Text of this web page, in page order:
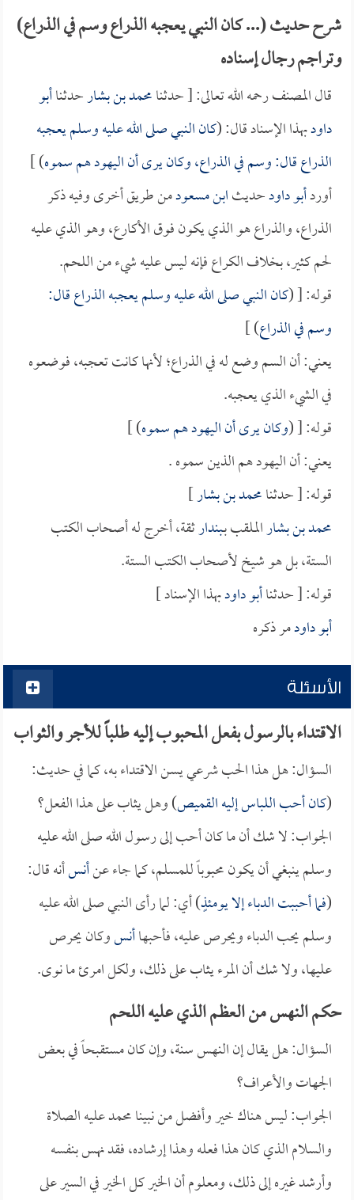
شرح حديث (... كان النبي يعجبه الذراع وسم في الذراع)
وتراجم رجال إسناده
قال المصنف رحمه الله تعالى: [ حدثنامحمد بن بشارحدثناأبو
داودبهذا الإسناد قال: (كان النبي صلى الله عليه وسلم يعجبه
الذراع قال: وسم في الذراع، وكان يرى أن اليهود هم سموه) ]
أوردأبو داودحديثابن مسعودمن طريق أخرى وفيه ذكر
الذراع، والذراع هو الذي يكون فوق الأكارع، وهو الذي عليه
لحم كثير، بخلاف الكراع فإنه ليس عليه شيء من اللحم.
قوله: [ (كان النبي صلى الله عليه وسلم يعجبه الذراع قال:
وسم في الذراع) ]
يعني: أن السم وضع له في الذراع؛ لأنها كانت تعجبه، فوضعوه
في الشيء الذي يعجبه.
قوله: [ (وكان يرى أن اليهود هم سموه) ]
يعني: أن اليهود هم الذين سموه .
قوله: [ حدثنامحمد بن بشار]
محمد بن بشارالملقب بـبندارثقة، أخرج له أصحاب الكتب
الستة، بل هو شيخ لأصحاب الكتب الستة.
قوله: [ حدثناأبو داودبهذا الإسناد ]
أبو داودمر ذكره
الأسئلة
الاقتداء بالرسول بفعل المحبوب إليه طلباً للأجر والثواب
السؤال: هل هذا الحب شرعي يسن الاقتداء به، كما في حديث:
(كان أحب اللباس إليه القميص) وهل يثاب على هذا الفعل؟
الجواب: لا شك أن ما كان أحب إلى رسول الله صلى الله عليه
وسلم ينبغي أن يكون محبوباً للمسلم، كما جاء عنأنسأنه قال:
(فما أحببت الدباء إلا يومئذٍ) أي: لما رأى النبي صلى الله عليه
وسلم يحب الدباء ويحرص عليه، فأحبهاأنسوكان يحرص
عليها، ولا شك أن المرء يثاب على ذلك، ولكل امرئ ما نوى.
حكم النهس من العظم الذي عليه اللحم
السؤال: هل يقال إن النهس سنة، وإن كان مستقبحاً في بعض
الجهات والأعراف؟
الجواب: ليس هناك خير وأفضل من نبينا محمد عليه الصلاة
والسلام الذي كان هذا فعله وهذا إرشاده، فقد نهس بنفسه
وأرشد غيره إلى ذلك، ومعلوم أن الخير كل الخير في السير على